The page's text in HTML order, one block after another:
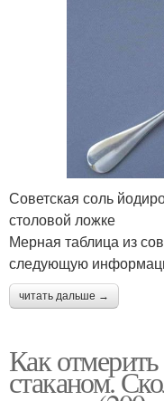
Советская соль
столовой ложке
Мерная таблица из
следующую
читать дальше →
Как отмерить
стаканом.